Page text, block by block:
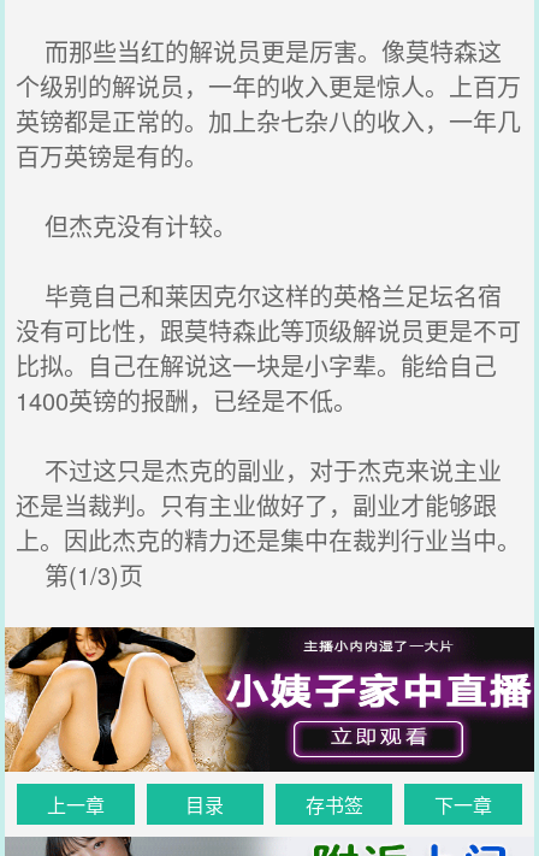
而那些当红的解说员更是厉害。像莫特森这
个级别的解说员，一年的收入更是惊人。上百万
英镑都是正常的。加上杂七杂八的收入，一年几
百万英镑是有的。
但杰克没有计较。
毕竟自己和莱因克尔这样的英格兰足坛名宿
没有可比性，跟莫特森此等顶级解说员更是不可
比拟。自己在解说这一块是小字辈。能给自己
1400英镑的报酬，已经是不低。
不过这只是杰克的副业，对于杰克来说主业
还是当裁判。只有主业做好了，副业才能够跟
上。因此杰克的精力还是集中在裁判行业当中。
第(1/3)页
上一章 目录 存书签 下一章